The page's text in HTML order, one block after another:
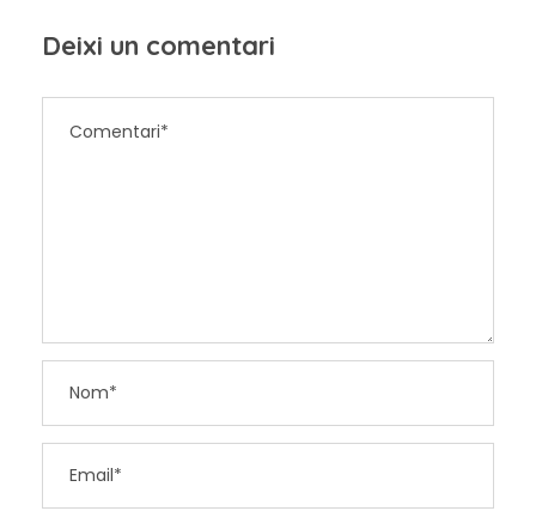
Deixi un comentari